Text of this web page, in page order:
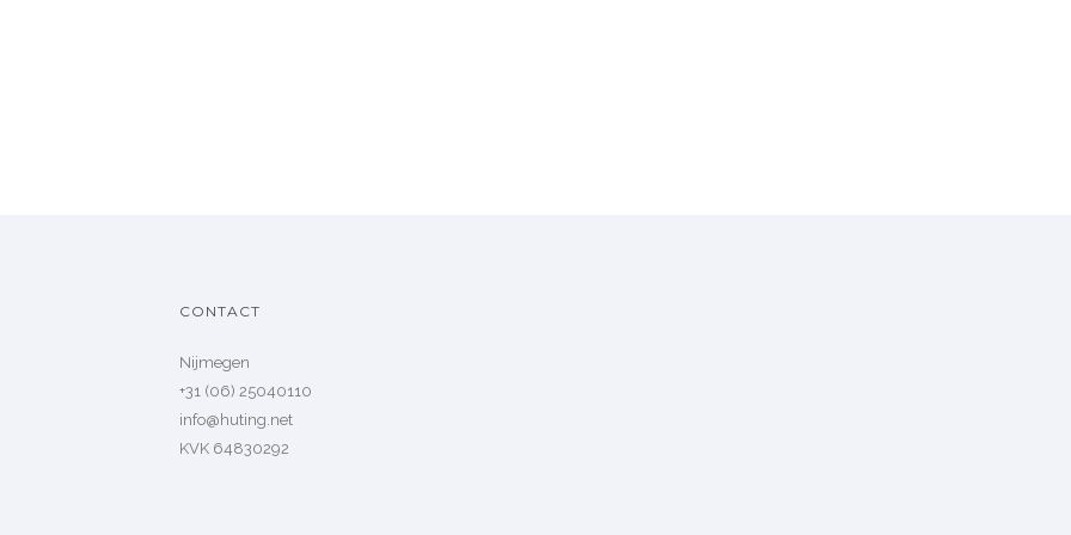
CONTACT
Nijmegen
+31 (06) 25040110
info@huting.net
KVK 64830292